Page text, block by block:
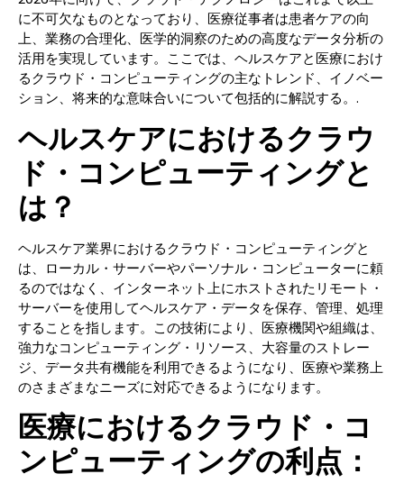
に不可欠なものとなっており、医療従事者は患者ケアの向
上、業務の合理化、医学的洞察のための高度なデータ分析の
活用を実現しています。ここでは、ヘルスケアと医療におけ
るクラウド・コンピューティングの主なトレンド、イノベー
ション、将来的な意味合いについて包括的に解説する。.
ヘルスケアにおけるクラウ
ド・コンピューティングと
は？
ヘルスケア業界におけるクラウド・コンピューティングと
は、ローカル・サーバーやパーソナル・コンピューターに頼
るのではなく、インターネット上にホストされたリモート・
サーバーを使用してヘルスケア・データを保存、管理、処理
することを指します。この技術により、医療機関や組織は、
強力なコンピューティング・リソース、大容量のストレー
ジ、データ共有機能を利用できるようになり、医療や業務上
のさまざまなニーズに対応できるようになります。
医療におけるクラウド・コ
ンピューティングの利点：